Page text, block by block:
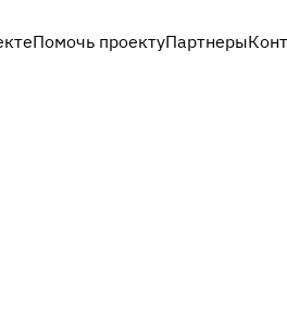
Помочь проектуПартнеры